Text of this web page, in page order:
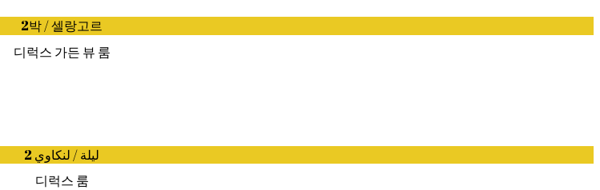
2박 / 셀랑고르
디럭스 가든 뷰 룸
2 ليلة / لنكاوي
디럭스 룸